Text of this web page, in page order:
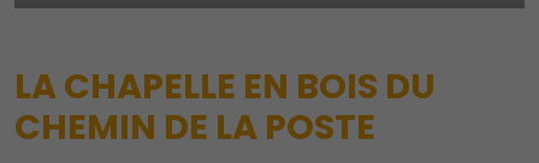
LA CHAPELLE EN BOIS DU
CHEMIN DE LA POSTE